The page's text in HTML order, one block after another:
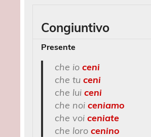
Congiuntivo
Presente
che io ceni
che tu ceni
che lui ceni
che noi ceniamo
che voi ceniate
che loro cenino